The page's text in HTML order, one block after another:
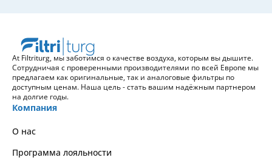
At Filtriturg, мы заботимся о качестве воздуха, которым вы дышите.
Сотрудничая с проверенными производителями по всей Европе мы
предлагаем как оригинальные, так и аналоговые фильтры по
доступным ценам. Наша цель - стать вашим надёжным партнером
на долгие годы.
Компания
О нас
Программа лояльности